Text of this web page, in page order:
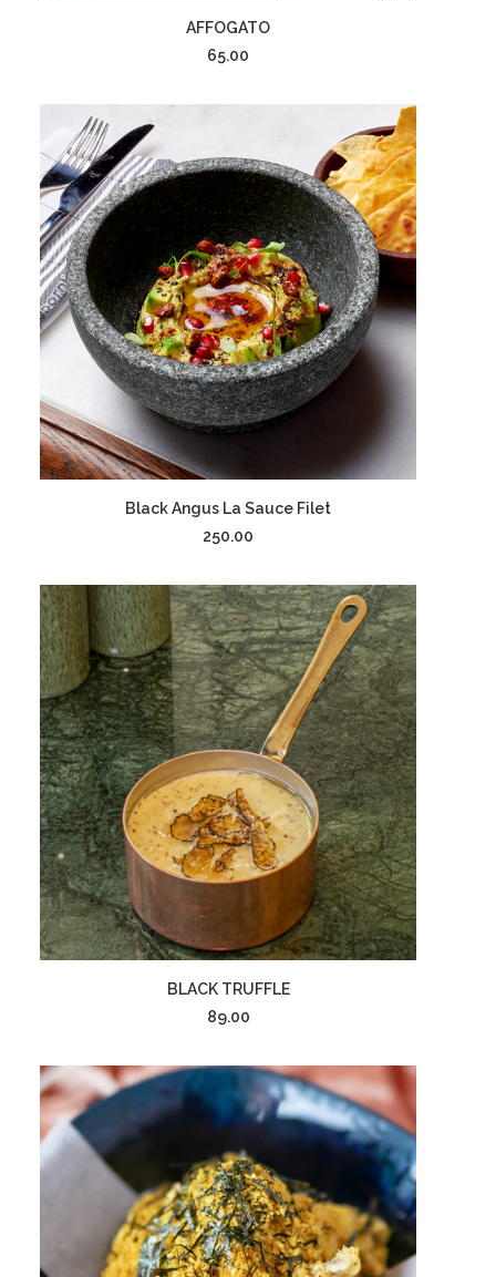
إضافة إلى السلة
AFFOGATO
65.00
إضافة إلى السلة
Black Angus La Sauce Filet
250.00
إضافة إلى السلة
BLACK TRUFFLE
89.00